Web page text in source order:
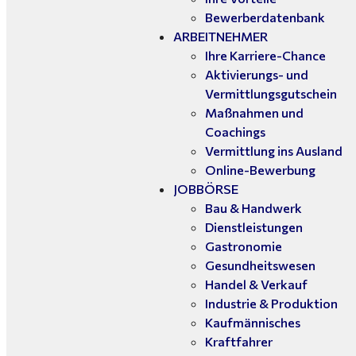
Bewerberdatenbank
ARBEITNEHMER
Ihre Karriere-Chance
Aktivierungs- und
Vermittlungsgutschein
Maßnahmen und
Coachings
Vermittlung ins Ausland
Online-Bewerbung
JOBBÖRSE
Bau & Handwerk
Dienstleistungen
Gastronomie
Gesundheitswesen
Handel & Verkauf
Industrie & Produktion
Kaufmännisches
Kraftfahrer